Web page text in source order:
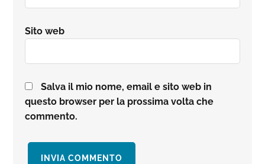
Sito web
Salva il mio nome, email e sito web in
questo browser per la prossima volta che
commento.